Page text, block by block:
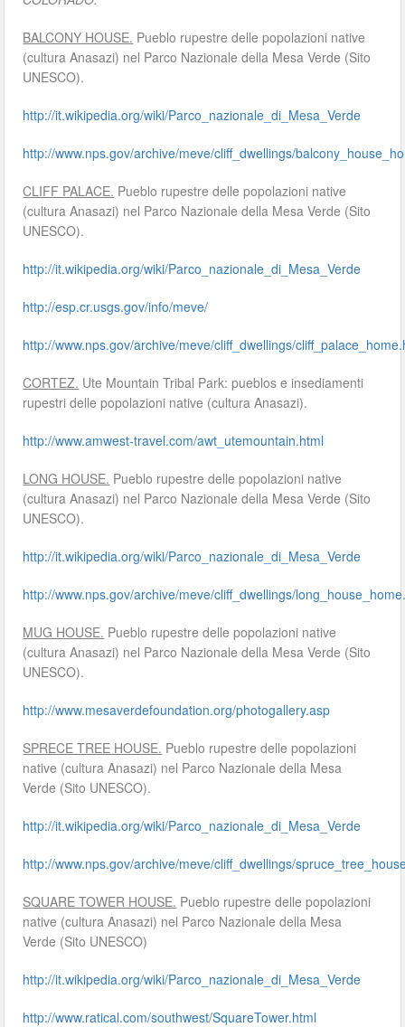
BALCONY HOUSE. Pueblo rupestre delle popolazioni native
(cultura Anasazi) nel Parco Nazionale della Mesa Verde (Sito
UNESCO).
http://it.wikipedia.org/wiki/Parco_nazionale_di_Mesa_Verde
http://www.nps.gov/archive/meve/cliff_dwellings/
CLIFF PALACE. Pueblo rupestre delle popolazioni native
(cultura Anasazi) nel Parco Nazionale della Mesa Verde (Sito
UNESCO).
http://it.wikipedia.org/wiki/Parco_nazionale_di_Mesa_Verde
http://esp.cr.usgs.gov/info/meve/
http://www.nps.gov/archive/meve/cliff_dwellings/
CORTEZ. Ute Mountain Tribal Park: pueblos e insediamenti
rupestri delle popolazioni native (cultura Anasazi).
http://www.amwest-travel.com/awt_utemountain.html
LONG HOUSE. Pueblo rupestre delle popolazioni native
(cultura Anasazi) nel Parco Nazionale della Mesa Verde (Sito
UNESCO).
http://it.wikipedia.org/wiki/Parco_nazionale_di_Mesa_Verde
http://www.nps.gov/archive/meve/cliff_dwellings/
MUG HOUSE. Pueblo rupestre delle popolazioni native
(cultura Anasazi) nel Parco Nazionale della Mesa Verde (Sito
UNESCO).
http://www.mesaverdefoundation.org/photogallery.asp
SPRECE TREE HOUSE. Pueblo rupestre delle popolazioni
native (cultura Anasazi) nel Parco Nazionale della Mesa
Verde (Sito UNESCO).
http://it.wikipedia.org/wiki/Parco_nazionale_di_Mesa_Verde
http://www.nps.gov/archive/meve/cliff_dwellings/
SQUARE TOWER HOUSE. Pueblo rupestre delle popolazioni
native (cultura Anasazi) nel Parco Nazionale della Mesa
Verde (Sito UNESCO)
http://it.wikipedia.org/wiki/Parco_nazionale_di_Mesa_Verde
http://www.ratical.com/southwest/SquareTower.html